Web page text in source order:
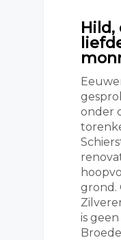
onder
grond.
is